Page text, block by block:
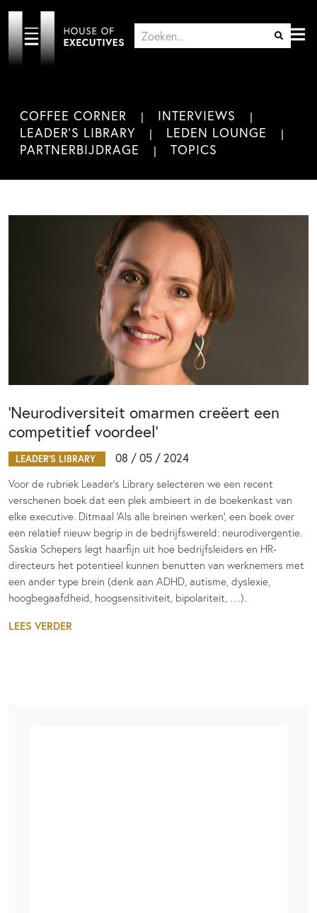
COFFEE CORNER
INTERVIEWS
LEADER'S LIBRARY
LEDEN LOUNGE
PARTNERBIJDRAGE
TOPICS
‘Neurodiversiteit omarmen creëert een
competitief voordeel’
LEADER'S LIBRARY 08 / 05 / 2024
Voor de rubriek Leader’s Library selecteren we een recent
verschenen boek dat een plek ambieert in de boekenkast van
elke executive. Ditmaal ‘Als alle breinen werken’, een boek over
een relatief nieuw begrip in de bedrijfswereld: neurodivergentie.
Saskia Schepers legt haarfijn uit hoe bedrijfsleiders en HR-
directeurs het potentieel kunnen benutten van werknemers met
een ander type brein (denk aan ADHD, autisme, dyslexie,
hoogbegaafdheid, hoogsensitiviteit, bipolariteit, …).
LEES VERDER